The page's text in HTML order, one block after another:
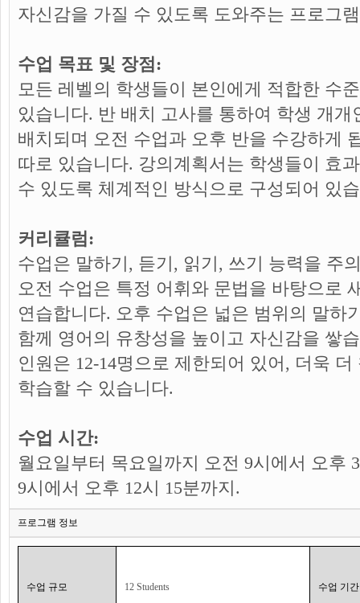
자신감을 가질 수 있도록 도와주는 프로그
수업 목표 및 장점:
모든 레벨의 학생들이 본인에게 적합한 수
있습니다. 반 배치 고사를 통하여 학생 개
배치되며 오전 수업과 오후 반을 수강하게
따로 있습니다. 강의계획서는 학생들이 효
수 있도록 체계적인 방식으로 구성되어 있
커리큘럼:
수업은 말하기, 듣기, 읽기, 쓰기 능력을 주
오전 수업은 특정 어휘와 문법을 바탕으로
연습합니다. 오후 수업은 넓은 범위의 말하
함께 영어의 유창성을 높이고 자신감을 쌓
인원은 12-14명으로 제한되어 있어, 더욱
학습할 수 있습니다.
수업 시간:
월요일부터 목요일까지 오전 9시에서 오후
9시에서 오후 12시 15분까지.
프로그램 정보
수업 규모 12 Students 수업 기간